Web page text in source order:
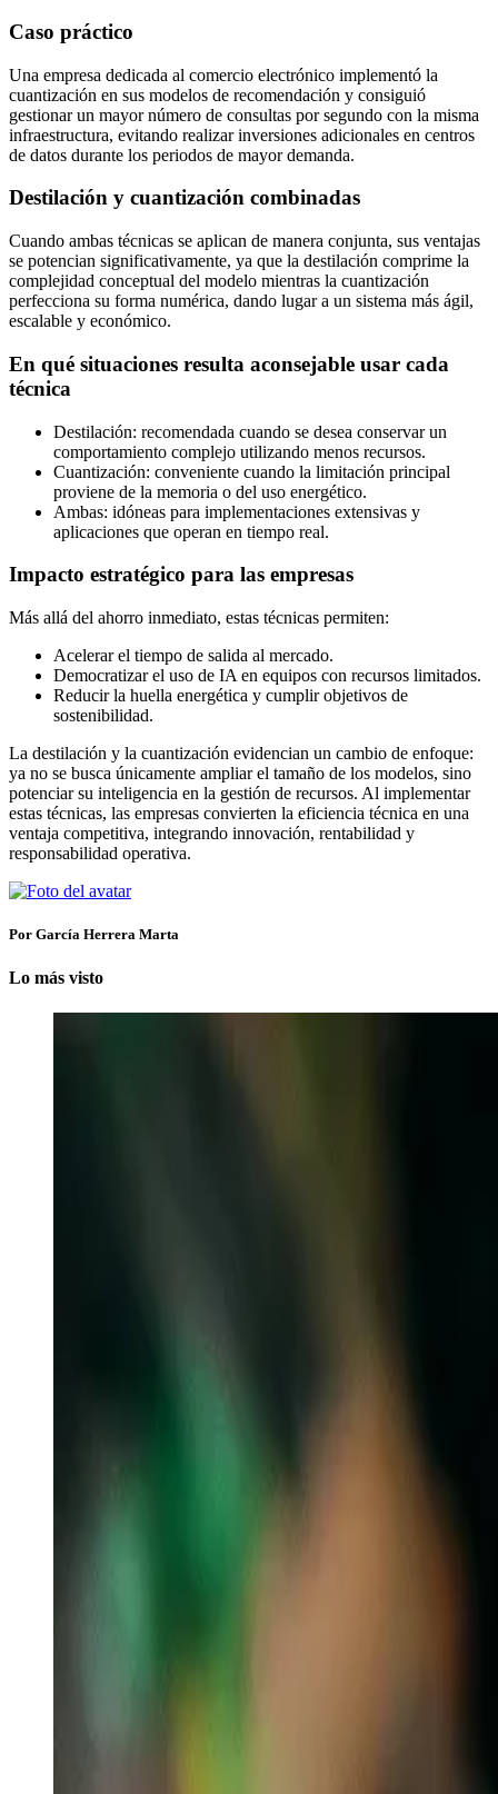
Caso práctico
Una empresa dedicada al comercio electrónico implementó la
cuantización en sus modelos de recomendación y consiguió
gestionar un mayor número de consultas por segundo con la misma
infraestructura, evitando realizar inversiones adicionales en centros
de datos durante los periodos de mayor demanda.
Destilación y cuantización combinadas
Cuando ambas técnicas se aplican de manera conjunta, sus ventajas
se potencian significativamente, ya que la destilación comprime la
complejidad conceptual del modelo mientras la cuantización
perfecciona su forma numérica, dando lugar a un sistema más ágil,
escalable y económico.
En qué situaciones resulta aconsejable usar cada
técnica
Destilación: recomendada cuando se desea conservar un
comportamiento complejo utilizando menos recursos.
Cuantización: conveniente cuando la limitación principal
proviene de la memoria o del uso energético.
Ambas: idóneas para implementaciones extensivas y
aplicaciones que operan en tiempo real.
Impacto estratégico para las empresas
Más allá del ahorro inmediato, estas técnicas permiten:
Acelerar el tiempo de salida al mercado.
Democratizar el uso de IA en equipos con recursos limitados.
Reducir la huella energética y cumplir objetivos de
sostenibilidad.
La destilación y la cuantización evidencian un cambio de enfoque:
ya no se busca únicamente ampliar el tamaño de los modelos, sino
potenciar su inteligencia en la gestión de recursos. Al implementar
estas técnicas, las empresas convierten la eficiencia técnica en una
ventaja competitiva, integrando innovación, rentabilidad y
responsabilidad operativa.
Por García Herrera Marta
Lo más visto